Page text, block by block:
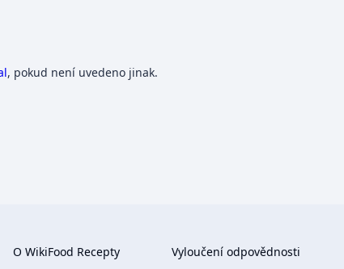
, pokud není uvedeno jinak.
O WikiFood Recepty Vyloučení odpovědnosti